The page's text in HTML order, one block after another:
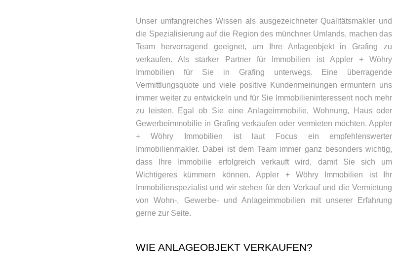
Unser umfangreiches Wissen als ausgezeichneter Qualitätsmakler und
die Spezialisierung auf die Region des münchner Umlands, machen das
Team hervorragend geeignet, um Ihre Anlageobjekt in Grafing zu
verkaufen. Als starker Partner für Immobilien ist Appler + Wöhry
Immobilien für Sie in Grafing unterwegs. Eine überragende
Vermittlungsquote und viele positive Kundenmeinungen ermuntern uns
immer weiter zu entwickeln und für Sie Immobilieninteressent noch mehr
zu leisten. Egal ob Sie eine Anlageimmobilie, Wohnung, Haus oder
Gewerbeimmobilie in Grafing verkaufen oder vermieten möchten. Appler
+ Wöhry Immobilien ist laut Focus ein empfehlenswerter
Immobilienmakler. Dabei ist dem Team immer ganz besonders wichtig,
dass Ihre Immobilie erfolgreich verkauft wird, damit Sie sich um
Wichtigeres kümmern können. Appler + Wöhry Immobilien ist Ihr
Immobilienspezialist und wir stehen für den Verkauf und die Vermietung
von Wohn-, Gewerbe- und Anlageimmobilien mit unserer Erfahrung
gerne zur Seite.
WIE ANLAGEOBJEKT VERKAUFEN?